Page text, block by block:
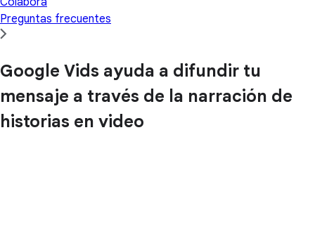
Preguntas frecuentes
Google Vids ayuda a difundir tu
mensaje a través de la narración de
historias en video